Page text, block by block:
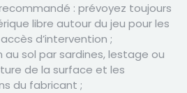
: prévoyez toujours
libre autour du jeu pour les
d’intervention ;
au sol par sardines, lestage ou
de la surface et les
du fabricant ;